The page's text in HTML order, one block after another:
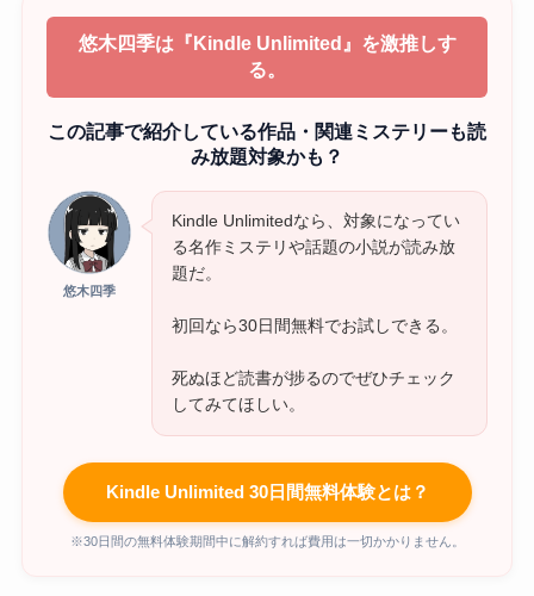
悠木四季は『Kindle Unlimited』を激推しす
る。
この記事で紹介している作品・関連ミステリーも読
み放題対象かも？
悠木四季
Kindle Unlimitedなら、対象になってい
る名作ミステリや話題の小説が読み放
題だ。
初回なら30日間無料でお試しできる。
死ぬほど読書が捗るのでぜひチェック
してみてほしい。
Kindle Unlimited 30日間無料体験とは？
※30日間の無料体験期間中に解約すれば費用は一切かかりません。